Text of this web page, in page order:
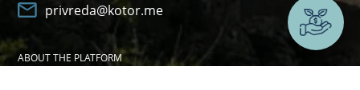
Want
privreda@kotor.me
ABOUT THE PLATFORM